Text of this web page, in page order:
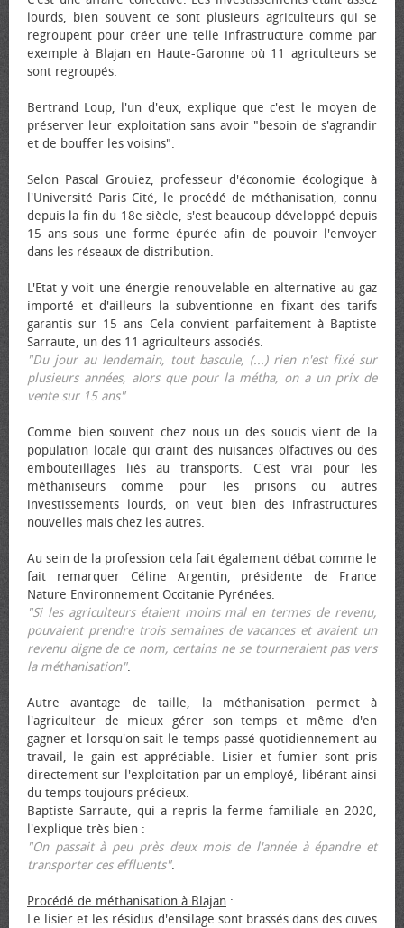
lourds, bien souvent ce sont plusieurs agriculteurs qui se
regroupent pour créer une telle infrastructure comme par
exemple à Blajan en Haute-Garonne où 11 agriculteurs se
sont regroupés.
Bertrand Loup, l'un d'eux, explique que c'est le moyen de
préserver leur exploitation sans avoir "besoin de s'agrandir
et de bouffer les voisins".
Selon Pascal Grouiez, professeur d'économie écologique à
l'Université Paris Cité, le procédé de méthanisation, connu
depuis la fin du 18e siècle, s'est beaucoup développé depuis
15 ans sous une forme épurée afin de pouvoir l'envoyer
dans les réseaux de distribution.
L'Etat y voit une énergie renouvelable en alternative au gaz
importé et d'ailleurs la subventionne en fixant des tarifs
garantis sur 15 ans Cela convient parfaitement à Baptiste
Sarraute, un des 11 agriculteurs associés.
"Du jour au lendemain, tout bascule, (...) rien n'est fixé sur
plusieurs années, alors que pour la métha, on a un prix de
vente sur 15 ans".
Comme bien souvent chez nous un des soucis vient de la
population locale qui craint des nuisances olfactives ou des
embouteillages liés au transports. C'est vrai pour les
méthaniseurs comme pour les prisons ou autres
investissements lourds, on veut bien des infrastructures
nouvelles mais chez les autres.
Au sein de la profession cela fait également débat comme le
fait remarquer Céline Argentin, présidente de France
Nature Environnement Occitanie Pyrénées.
"Si les agriculteurs étaient moins mal en termes de revenu,
pouvaient prendre trois semaines de vacances et avaient un
revenu digne de ce nom, certains ne se tourneraient pas vers
la méthanisation".
Autre avantage de taille, la méthanisation permet à
l'agriculteur de mieux gérer son temps et même d'en
gagner et lorsqu'on sait le temps passé quotidiennement au
travail, le gain est appréciable. Lisier et fumier sont pris
directement sur l'exploitation par un employé, libérant ainsi
du temps toujours précieux.
Baptiste Sarraute, qui a repris la ferme familiale en 2020,
l'explique très bien :
"On passait à peu près deux mois de l'année à épandre et
transporter ces effluents".
Procédé de méthanisation à Blajan :
Le lisier et les résidus d'ensilage sont brassés dans des cuves